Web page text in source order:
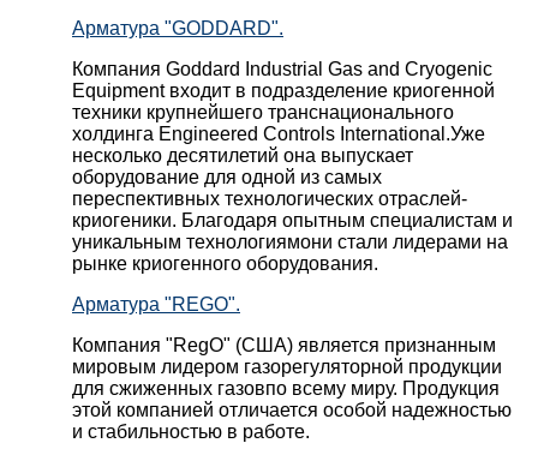
Арматура "GODDARD".
Компания Goddard Industrial Gas and Cryogenic
Equipment входит в подразделение криогенной
техники крупнейшего транснационального
холдинга Engineered Controls International.Уже
несколько десятилетий она выпускает
оборудование для одной из самых
переспективных технологических отраслей-
криогеники. Благодаря опытным специалистам и
уникальным технологиямони стали лидерами на
рынке криогенного оборудования.
Арматура "REGO".
Компания "RegO" (США) является признанным
мировым лидером газорегуляторной продукции
для сжиженных газовпо всему миру. Продукция
этой компанией отличается особой надежностью
и стабильностью в работе.